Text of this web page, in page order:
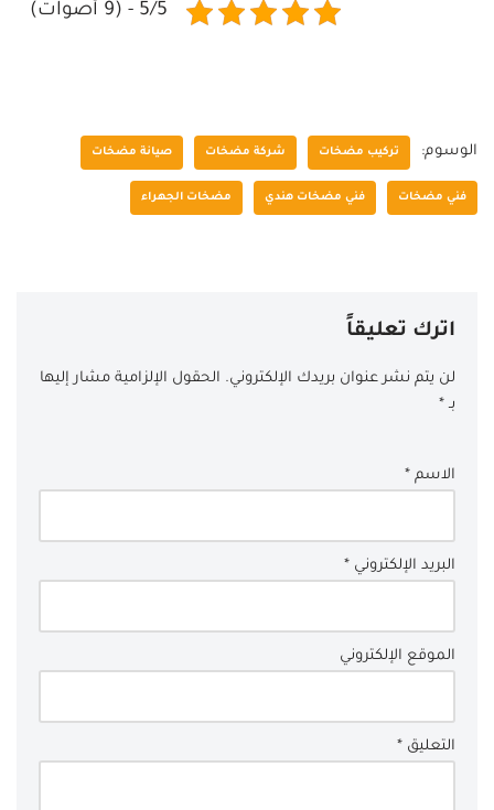
5/5 - (9 أصوات)
الوسوم: تركيب مضخات شركة مضخات صيانة مضخات
فني مضخات فني مضخات هندي مضخات الجهراء
اترك تعليقاً
لن يتم نشر عنوان بريدك الإلكتروني. الحقول الإلزامية مشار إليها
بـ *
الاسم *
البريد الإلكتروني *
الموقع الإلكتروني
التعليق *